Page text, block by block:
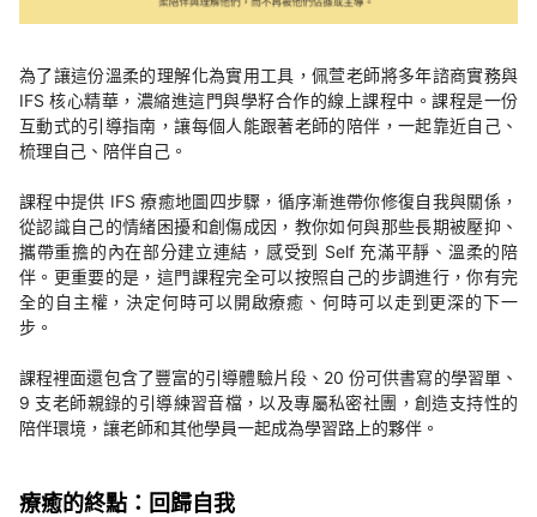
為了讓這份溫柔的理解化為實用工具，佩萱老師將多年諮商實務與
IFS 核心精華，濃縮進這門與學籽合作的線上課程中。課程是一份
互動式的引導指南，讓每個人能跟著老師的陪伴，一起靠近自己、
梳理自己、陪伴自己。
課程中提供 IFS 療癒地圖四步驟，循序漸進帶你修復自我與關係，
從認識自己的情緒困擾和創傷成因，教你如何與那些長期被壓抑、
攜帶重擔的內在部分建立連結，感受到 Self 充滿平靜、溫柔的陪
伴。更重要的是，這門課程完全可以按照自己的步調進行，你有完
全的自主權，決定何時可以開啟療癒、何時可以走到更深的下一
步。
課程裡面還包含了豐富的引導體驗片段、20 份可供書寫的學習單、
9 支老師親錄的引導練習音檔，以及專屬私密社團，創造支持性的
陪伴環境，讓老師和其他學員一起成為學習路上的夥伴。
療癒的終點：回歸自我